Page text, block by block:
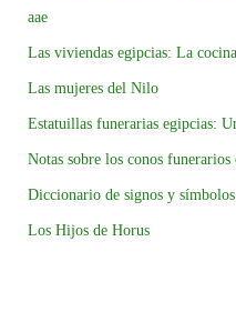
aae
Las viviendas egipcias: La cocina
Las mujeres del Nilo
Estatuillas funerarias egipcias:
Notas sobre los conos
Diccionario de signos y
Los Hijos de Horus